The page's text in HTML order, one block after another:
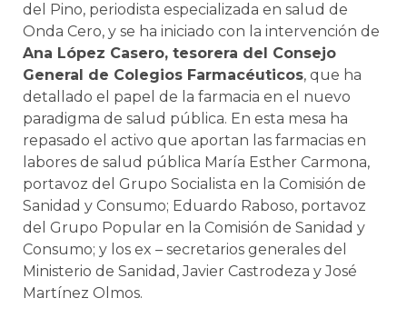
del Pino, periodista especializada en salud de
Onda Cero, y se ha iniciado con la intervención de
Ana López Casero, tesorera del Consejo
General de Colegios Farmacéuticos, que ha
detallado el papel de la farmacia en el nuevo
paradigma de salud pública. En esta mesa ha
repasado el activo que aportan las farmacias en
labores de salud pública María Esther Carmona,
portavoz del Grupo Socialista en la Comisión de
Sanidad y Consumo; Eduardo Raboso, portavoz
del Grupo Popular en la Comisión de Sanidad y
Consumo; y los ex – secretarios generales del
Ministerio de Sanidad, Javier Castrodeza y José
Martínez Olmos.